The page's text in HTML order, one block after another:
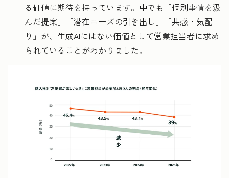
る価値に期待を持っています。中でも「個別事情を汲
んだ提案」「潜在ニーズの引き出し」「共感・気配
り」が、生成AIにはない価値として営業担当者に求め
られていることがわかりました。